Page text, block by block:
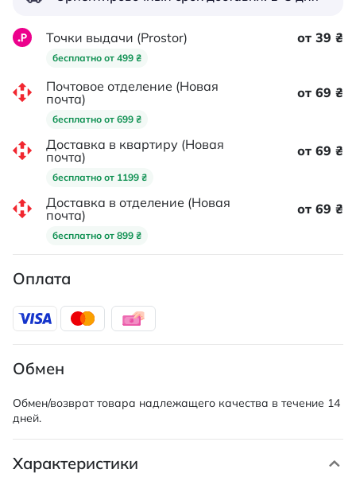
Точки выдачи (Prostor)
бесплатно от 499 ₴
от 39 ₴
Почтовое отделение (Новая
почта)
бесплатно от 699 ₴
от 69 ₴
Доставка в квартиру (Новая
почта)
бесплатно от 1199 ₴
от 69 ₴
Доставка в отделение (Новая
почта)
бесплатно от 899 ₴
от 69 ₴
Оплата
Обмен
Обмен/возврат товара надлежащего качества в течение 14
дней.
Характеристики